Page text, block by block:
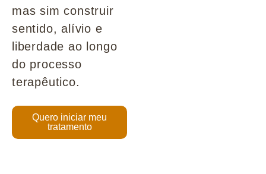
mas sim construir
sentido, alívio e
liberdade ao longo
do processo
terapêutico.
Quero iniciar meu
tratamento